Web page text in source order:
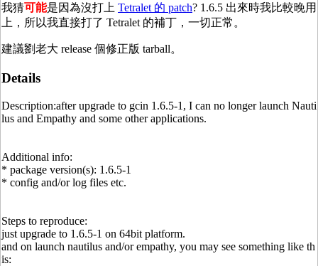
我猜可能是因為沒打上 Tetralet 的 patch? 1.6.5 出來時我比較晚用
上，所以我直接打了 Tetralet 的補丁，一切正常。
建議劉老大 release 個修正版 tarball。
Details
Description:after upgrade to gcin 1.6.5-1, I can no longer launch Nauti
lus and Empathy and some other applications.
Additional info:
* package version(s): 1.6.5-1
* config and/or log files etc.
Steps to reproduce:
just upgrade to 1.6.5-1 on 64bit platform.
and on launch nautilus and/or empathy, you may see something like th
is: